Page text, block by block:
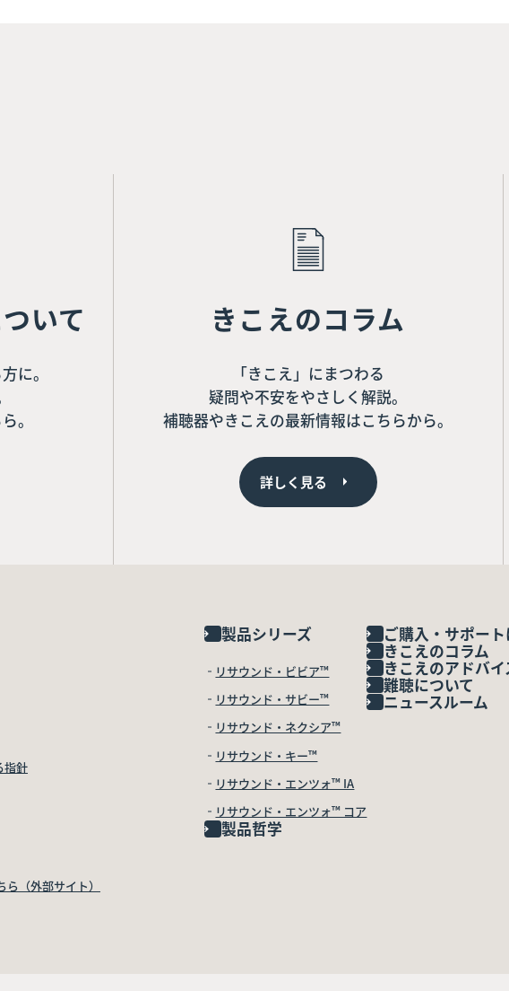
いて
に。
。
きこえのコラム
「きこえ」にまつわる
疑問や不安をやさしく解説。
補聴器やきこえの最新情報はこちらから。
詳しく見る
製品シリーズ
リサウンド・ビビア™
リサウンド・サビー™
リサウンド・ネクシア™
リサウンド・キー™
リサウンド・エンツォ™ IA
リサウンド・エンツォ™ コア
製品哲学
ご購入・サポー
きこえのコラム
きこえのアドバイ
難聴について
ニュースルーム
指針
（外部サイト）